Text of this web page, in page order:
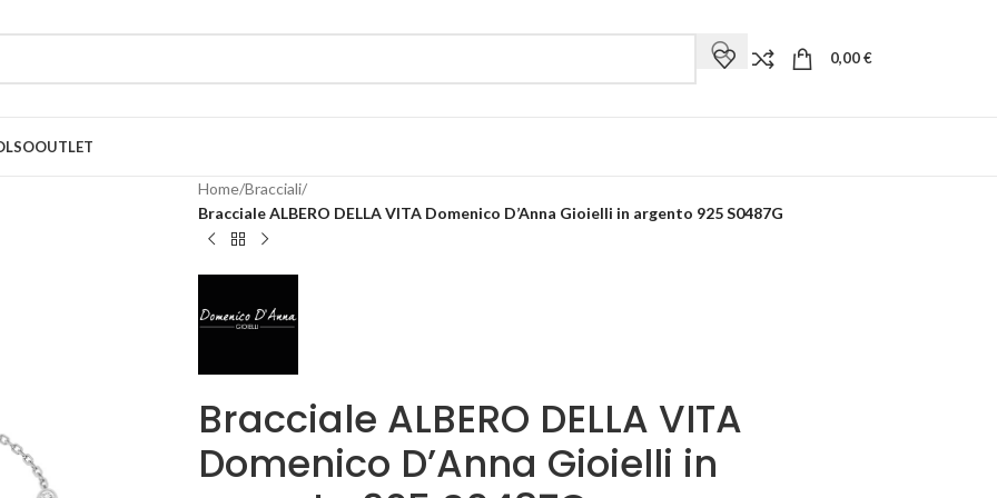
0,00€
OUTLET
Home/Bracciali/
Bracciale ALBERO DELLA VITA Domenico D’Anna Gioielli in argento 925 S0487G
Bracciale ALBERO DELLA VITA
Domenico D’Anna Gioielli in